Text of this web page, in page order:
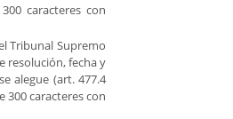
caracteres con
Tribunal Supremo
resolución, fecha y
alegue (art. 477.4
300 caracteres con